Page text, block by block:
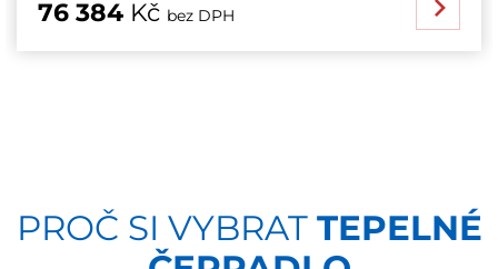
76 384 Kč bez DPH
PROČ SI VYBRAT TEPELNÉ